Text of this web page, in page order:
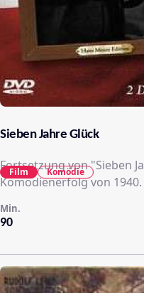
Sieben Jahre Glück
Fortsetzung von "Sieben
Komödienerfolg von 1940.
90
Min.
Film Komödie